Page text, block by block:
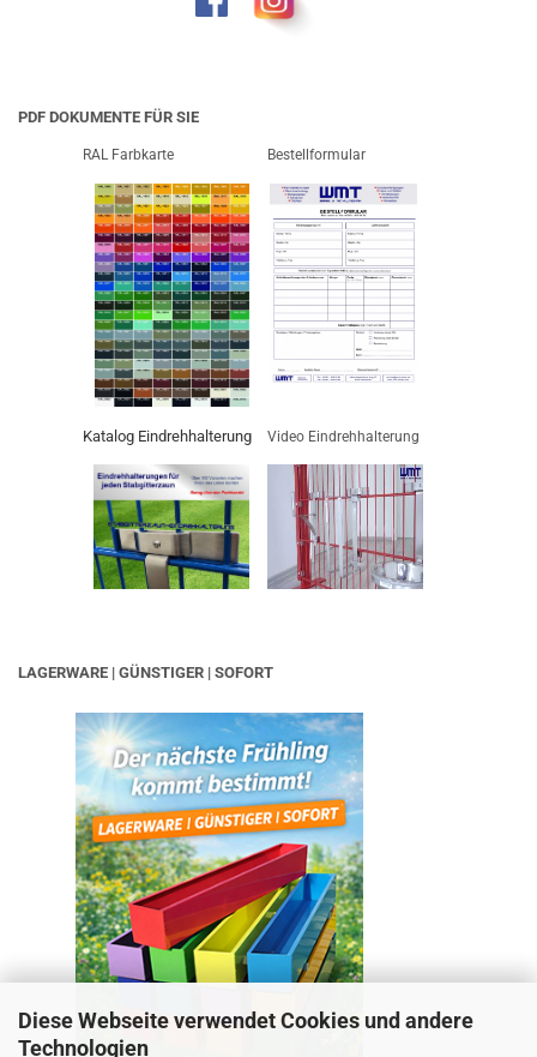
Diese Webseite verwendet Cookies und andere
Technologien
PDF DOKUMENTE FÜR SIE
RAL Farbkarte Bestellformular
Katalog Eindrehhalterung Video Eindrehhalterung
LAGERWARE | GÜNSTIGER | SOFORT